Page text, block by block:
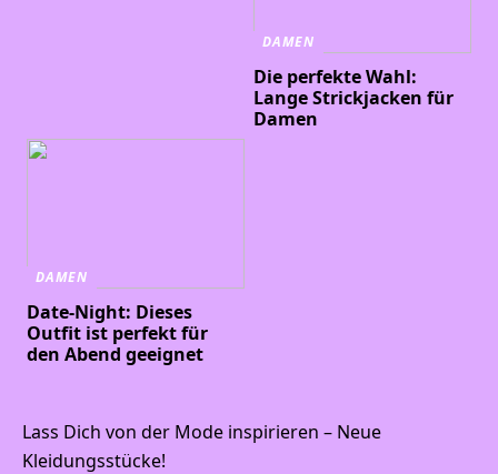
DAMEN
Die perfekte Wahl:
Lange Strickjacken für
Damen
DAMEN
Date-Night: Dieses
Outfit ist perfekt für
den Abend geeignet
Lass Dich von der Mode inspirieren – Neue
Kleidungsstücke!